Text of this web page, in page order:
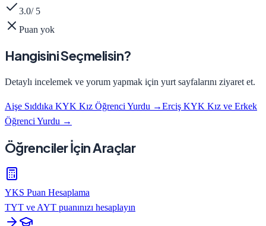
3.0/ 5
Puan yok
Hangisini Seçmelisin?
Detaylı incelemek ve yorum yapmak için yurt sayfalarını ziyaret et.
Aişe Sıddıka KYK Kız Öğrenci Yurdu →Erciş KYK Kız ve Erkek
Öğrenci Yurdu →
Öğrenciler İçin Araçlar
YKS Puan Hesaplama
TYT ve AYT puanınızı hesaplayın